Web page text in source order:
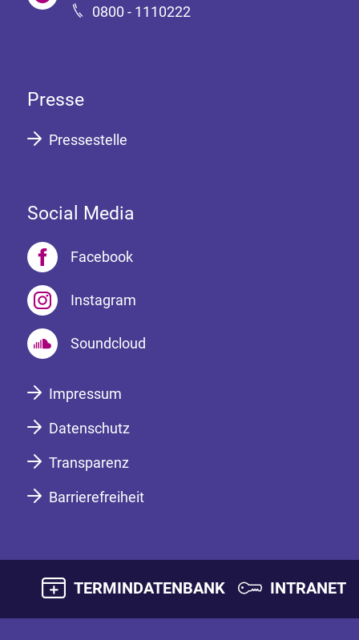
0800 - 1110222
Presse
Pressestelle
Social Media
Facebook
Instagram
Soundcloud
Impressum
Datenschutz
Transparenz
Barrierefreiheit
TERMINDATENBANK INTRANET